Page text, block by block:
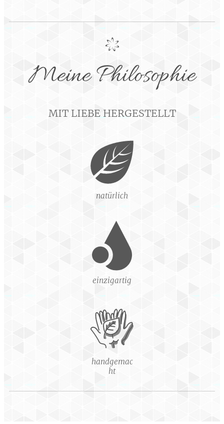
Meine Philosophie
MIT LIEBE HERGESTELLT
natürlich
einzigartig
handgemac
ht